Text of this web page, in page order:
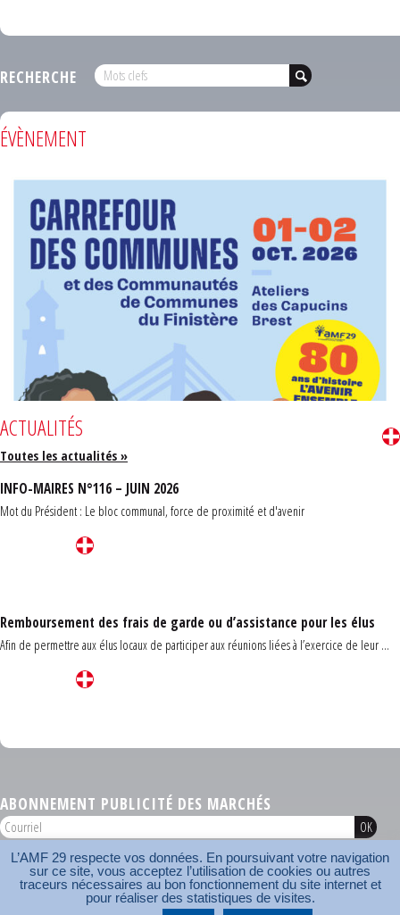
RECHERCHE
ÉVÈNEMENT
ACTUALITÉS
Toutes les actualités »
INFO-MAIRES N°116 – JUIN 2026
Mot du Président : Le bloc communal, force de proximité et d'avenir
Remboursement des frais de garde ou d’assistance pour les élus
Afin de permettre aux élus locaux de participer aux réunions liées à l’exercice de leur ...
ABONNEMENT PUBLICITÉ DES MARCHÉS
AMF 29 © 2026
Plan du site Nos coordonnées Mentions légales
Contact
Carrefour des communes
AMF
L’AMF 29 respecte vos données. En poursuivant votre navigation
sur ce site, vous acceptez l’utilisation de cookies ou autres
traceurs nécessaires au bon fonctionnement du site internet et
pour réaliser des statistiques de visites.